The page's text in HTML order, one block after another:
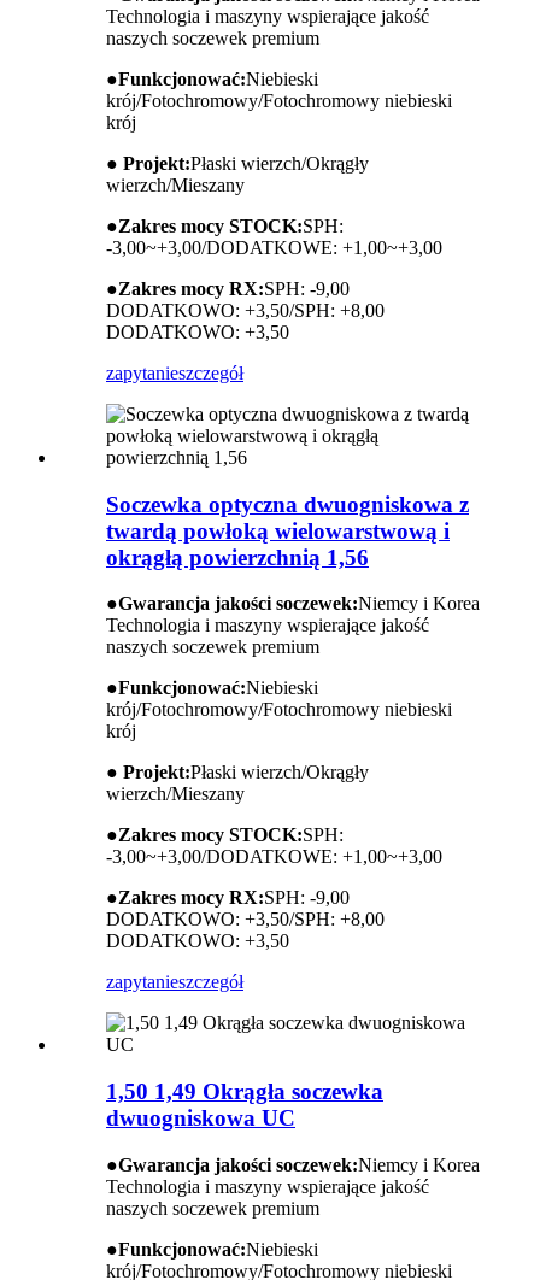
Technologia i maszyny wspierające jakość
naszych soczewek premium
●Funkcjonować:Niebieski
krój/Fotochromowy/Fotochromowy niebieski
krój
● Projekt:Płaski wierzch/Okrągły
wierzch/Mieszany
●Zakres mocy STOCK:SPH:
-3,00~+3,00/DODATKOWE: +1,00~+3,00
●Zakres mocy RX:SPH: -9,00
DODATKOWO: +3,50/SPH: +8,00
DODATKOWO: +3,50
zapytanieszczegół
Soczewka optyczna dwuogniskowa z
twardą powłoką wielowarstwową i
okrągłą powierzchnią 1,56
●Gwarancja jakości soczewek:Niemcy i Korea
Technologia i maszyny wspierające jakość
naszych soczewek premium
●Funkcjonować:Niebieski
krój/Fotochromowy/Fotochromowy niebieski
krój
● Projekt:Płaski wierzch/Okrągły
wierzch/Mieszany
●Zakres mocy STOCK:SPH:
-3,00~+3,00/DODATKOWE: +1,00~+3,00
●Zakres mocy RX:SPH: -9,00
DODATKOWO: +3,50/SPH: +8,00
DODATKOWO: +3,50
zapytanieszczegół
1,50 1,49 Okrągła soczewka
dwuogniskowa UC
●Gwarancja jakości soczewek:Niemcy i Korea
Technologia i maszyny wspierające jakość
naszych soczewek premium
●Funkcjonować:Niebieski
krój/Fotochromowy/Fotochromowy niebieski